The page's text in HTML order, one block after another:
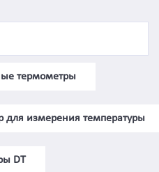
термометры
для измерения температуры
DT